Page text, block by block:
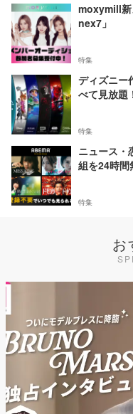
moxymill新
nex7」
特集
ディズニー
べて見放題
特集
ニュース・
組を24時間
特集
お